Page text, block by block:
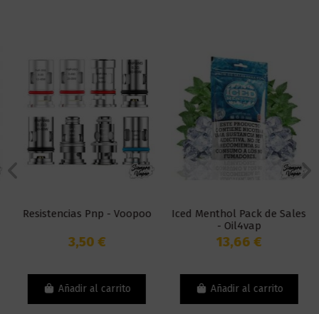
Resistencias Pnp - Voopoo
3,50 €
Añadir al carrito
Iced Menthol Pack de Sales
- Oil4vap
13,66 €
Añadir al carrito